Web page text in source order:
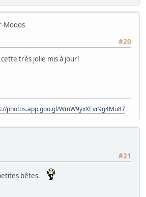
Modos
#20
très jolie mis à jour!
photos.app.goo.gl/WmW9yxXEvr9g4Mu87
#21
bêtes.